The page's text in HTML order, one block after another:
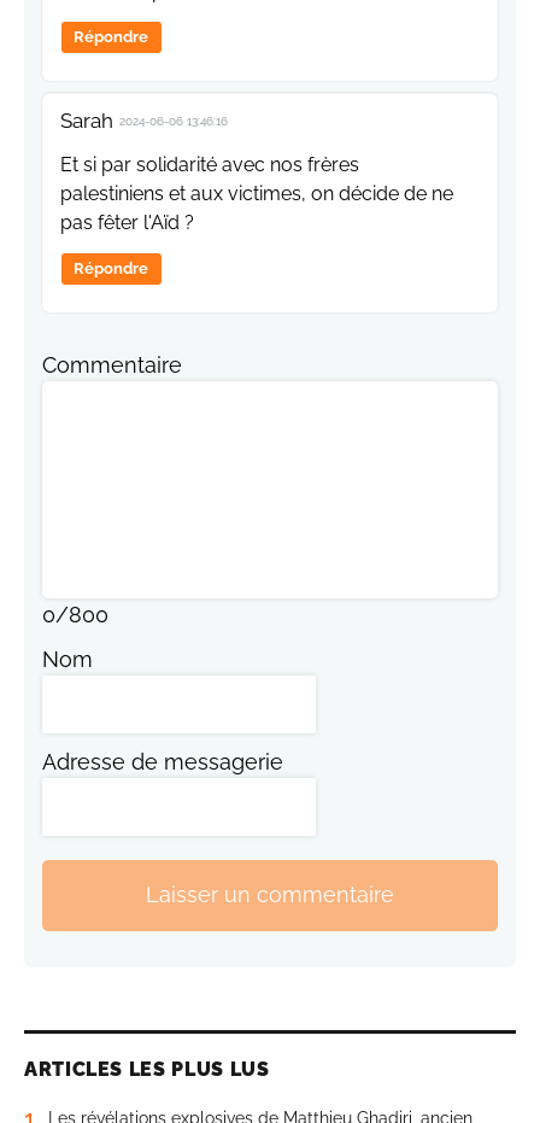
Répondre
Sarah 2024-06-06 13:46:16
Et si par solidarité avec nos frères
palestiniens et aux victimes, on décide de ne
pas fêter l'Aïd ?
Répondre
Commentaire
0/800
Nom
Adresse de messagerie
Laisser un commentaire
ARTICLES LES PLUS LUS
Les révélations explosives de Matthieu Ghadiri, ancien